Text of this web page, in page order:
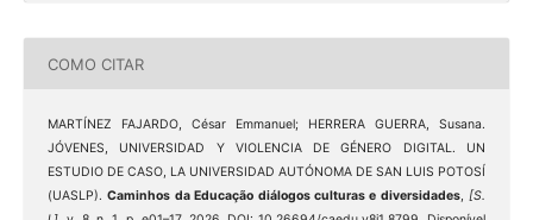
COMO CITAR
MARTÍNEZ FAJARDO, César Emmanuel; HERRERA GUERRA, Susana.
JÓVENES, UNIVERSIDAD Y VIOLENCIA DE GÉNERO DIGITAL. UN
ESTUDIO DE CASO, LA UNIVERSIDAD AUTÓNOMA DE SAN LUIS POTOSÍ
(UASLP).Caminhos da Educação diálogos culturas e diversidades,[S.